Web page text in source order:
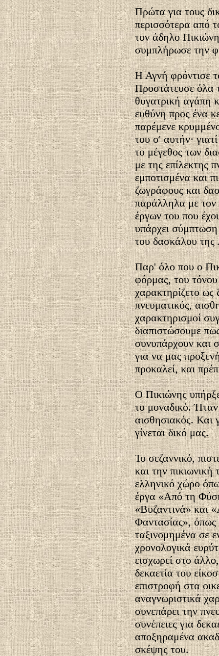
Πρώτα για τους
περισσότερα από
τον άδηλο
συμπλήρωσε την
Η Αγνή φρόντισε
Προστάτευσε όλα
θυγατρική αγάπη
ευθύνη προς ένα
παρέμενε
του σ' αυτήν·
το μέγεθος των
με της επίλεκτης
εμποτισμένα και
ζωγράφους και
παράλληλα με
έργων του που
υπάρχει σύμπτωση
του δασκάλου
Παρ' όλο που ο
φόρμας, του τόνου
χαρακτηρίζετο ως
πνευματικός,
χαρακτηρισμοί
διαπιστώσουμε
συνυπάρχουν και
για να μας
προκαλεί, και
Ο Πικιώνης
το μοναδικό. Ήταν
αισθησιακός. Και
γίνεται δικό μας.
Το σεζαννικό,
και την
ελληνικό χώρο
έργα «Από τη
«Βυζαντινά» και
Φαντασίας», όπως
ταξινομημένα σε
χρονολογικά
εισχωρεί στο
δεκαετία του
επιστροφή στα
αναγνωριστικά
συνεπάρει την
συνέπειες για
αποξηραμένα
σκέψης του.